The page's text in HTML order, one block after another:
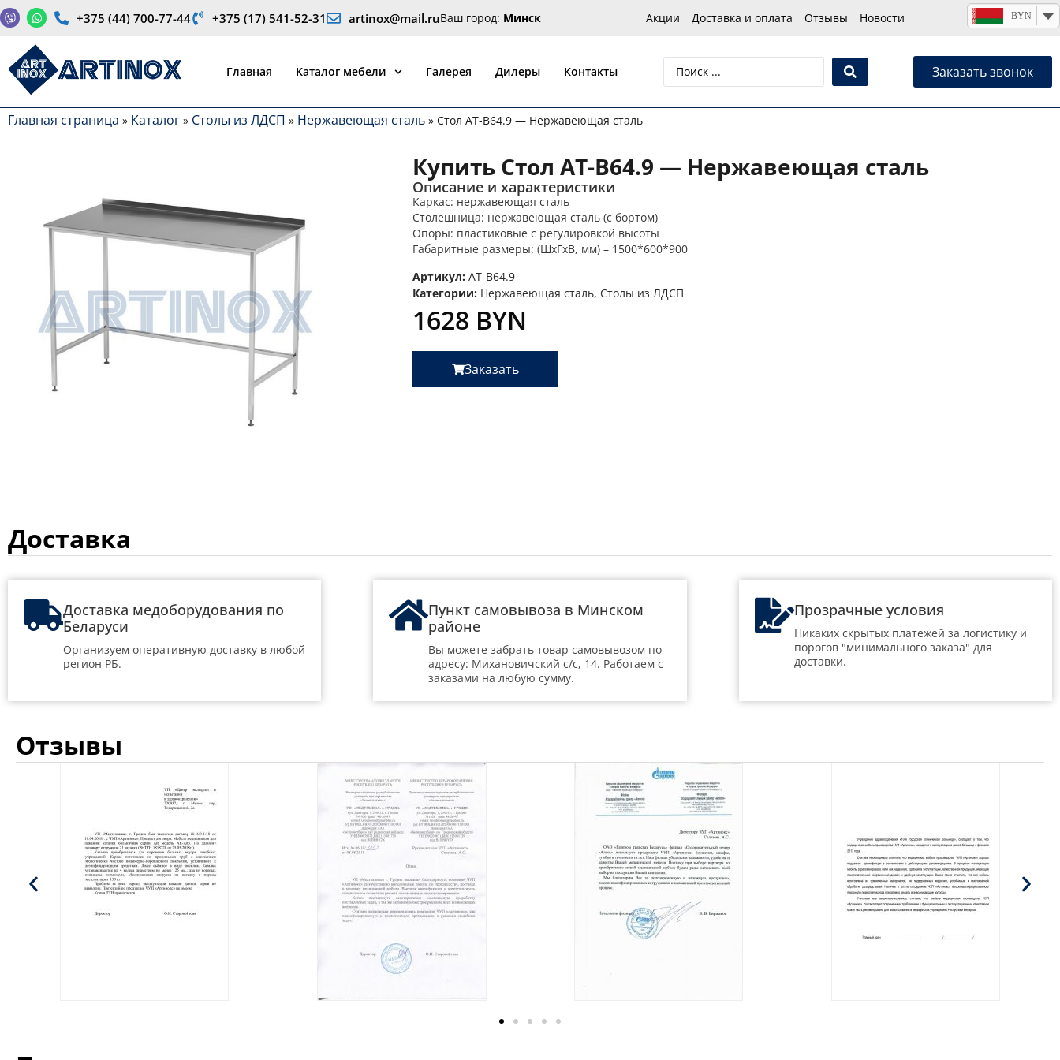
Главная страница » Каталог » Столы из ЛДСП » Нержавеющая сталь » Стол AT-B64.9 — Нержавеющая сталь
Купить Стол AT-B64.9 — Нержавеющая сталь
Описание и характеристики
Каркас: нержавеющая сталь
Столешница: нержавеющая сталь (с бортом)
Опоры: пластиковые с регулировкой высоты
Габаритные размеры: (ШхГхВ, мм) – 1500*600*900
Артикул:AT-B64.9
Категории: Нержавеющая сталь, Столы из ЛДСП
1628 BYN
Заказать
Доставка
Доставка медоборудования по
Беларуси
Организуем оперативную доставку в любой
регион РБ.
Пункт самовывоза в Минском
районе
Вы можете забрать товар самовывозом по
адресу: Михановичский с/с, 14. Работаем с
заказами на любую сумму.
Прозрачные условия
Никаких скрытых платежей за логистику и
порогов "минимального заказа" для
доставки.
Отзывы
+375 (44) 700-77-44 +375 (17) 541-52-31 artinox@mail.ruВаш город: Минск Акции Доставка и оплата Отзывы Новости BYN
Производство медицинской продукции и оборудования от производителя Артинокс
Главная Каталог мебели Галерея Дилеры Контакты Заказать звонок